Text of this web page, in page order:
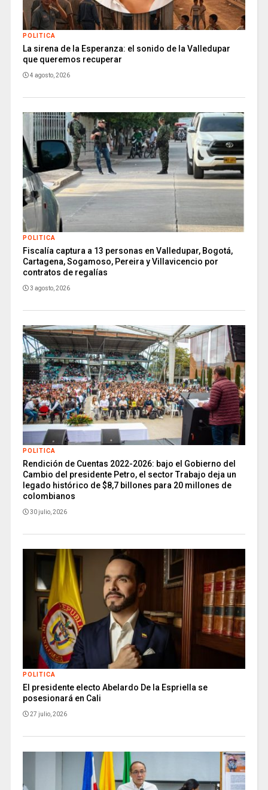
POLITICA
La sirena de la Esperanza: el sonido de la Valledupar
que queremos recuperar
4 agosto, 2026
POLITICA
Fiscalía captura a 13 personas en Valledupar, Bogotá,
Cartagena, Sogamoso, Pereira y Villavicencio por
contratos de regalías
3 agosto, 2026
POLITICA
Rendición de Cuentas 2022-2026: bajo el Gobierno del
Cambio del presidente Petro, el sector Trabajo deja un
legado histórico de $8,7 billones para 20 millones de
colombianos
30 julio, 2026
POLITICA
El presidente electo Abelardo De la Espriella se
posesionará en Cali
27 julio, 2026